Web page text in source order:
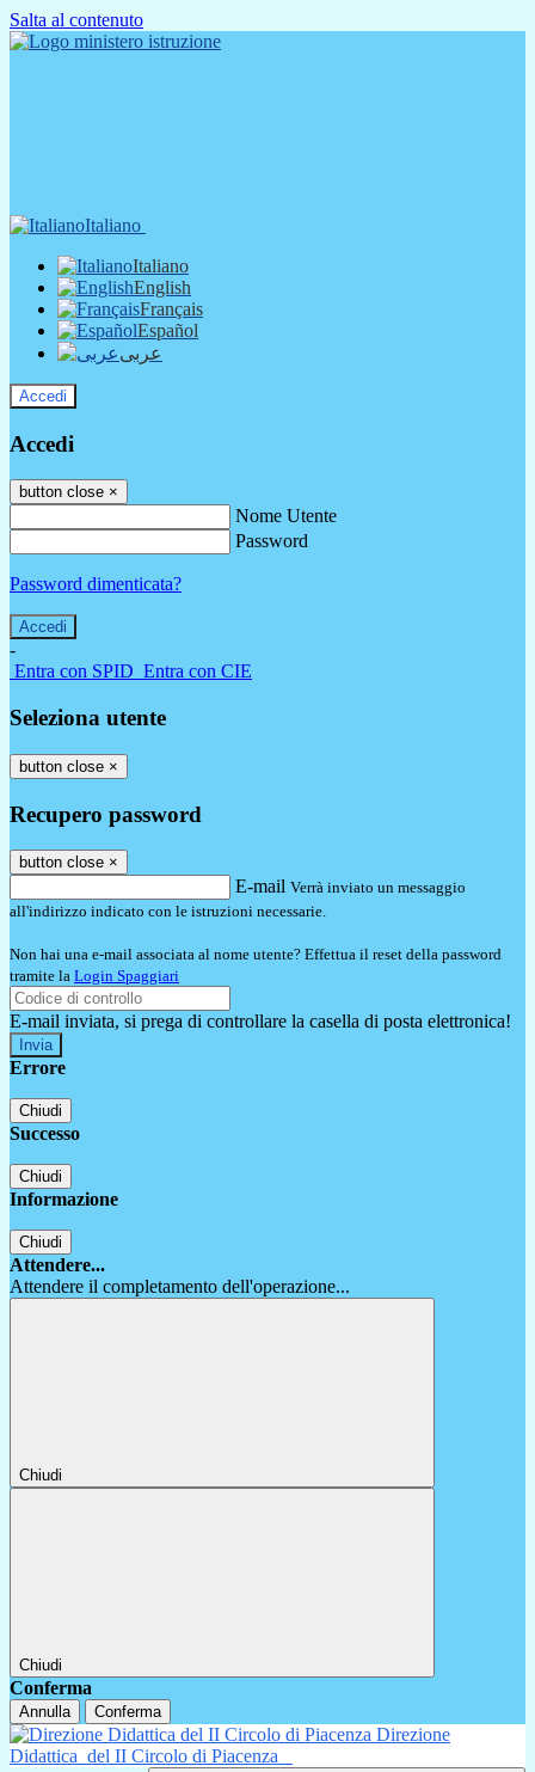
Salta al contenuto
Italiano
Italiano
English
Français
Español
عربى
Accedi
Accedi
button close ×
Nome Utente
Password
Password dimenticata?
-
Entra con SPID Entra con CIE
Seleziona utente
button close ×
Recupero password
button close ×
E-mail Verrà inviato un messaggio
all'indirizzo indicato con le istruzioni necessarie.
Non hai una e-mail associata al nome utente? Effettua il reset della password
tramite la Login Spaggiari
E-mail inviata, si prega di controllare la casella di posta elettronica!
Errore
Chiudi
Successo
Chiudi
Informazione
Chiudi
Attendere...
Attendere il completamento dell'operazione...
Chiudi
Chiudi
Conferma
Annulla Conferma
Direzione
Didattica del II Circolo di Piacenza